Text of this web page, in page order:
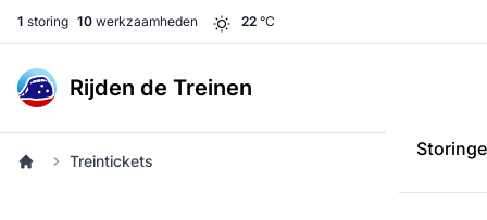
1 storing 10 werkzaamheden 22 °C
Rijden de Treinen
Treintickets